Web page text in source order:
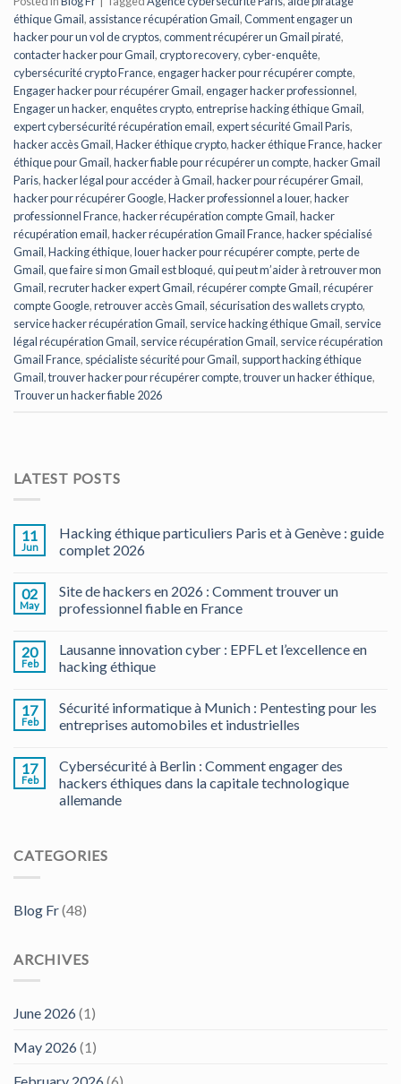
éthique Gmail, assistance récupération Gmail,Comment engager un
hacker pour un vol de cryptos,comment récupérer un Gmail piraté,
contacter hacker pour Gmail,crypto recovery,cyber-enquête,
cybersécurité crypto France,engager hacker pour récupérer compte,
Engager hacker pour récupérer Gmail,engager hacker professionnel,
Engager un hacker,enquêtes crypto,entreprise hacking éthique Gmail,
expert cybersécurité récupération email,expert sécurité Gmail Paris,
hacker accès Gmail,Hacker éthique crypto,hacker éthique France,hacker
éthique pour Gmail,hacker fiable pour récupérer un compte,hacker Gmail
Paris,hacker légal pour accéder à Gmail,hacker pour récupérer Gmail,
hacker pour récupérer Google,Hacker professionnel a louer,hacker
professionnel France,hacker récupération compte Gmail,hacker
récupération email,hacker récupération Gmail France,hacker spécialisé
Gmail,Hacking éthique,louer hacker pour récupérer compte,perte de
Gmail,que faire si mon Gmail est bloqué,qui peut m’aider à retrouver mon
Gmail,recruter hacker expert Gmail,récupérer compte Gmail,récupérer
compte Google,retrouver accès Gmail, sécurisation des wallets crypto,
service hacker récupération Gmail, service hacking éthique Gmail, service
légal récupération Gmail, service récupération Gmail, service récupération
Gmail France, spécialiste sécurité pour Gmail, support hacking éthique
Gmail,trouver hacker pour récupérer compte,trouver un hacker éthique,
Trouver un hacker fiable 2026
LATEST POSTS
11
Jun
Hacking éthique particuliers Paris et à Genève : guide
complet 2026
02
May
Site de hackers en 2026 : Comment trouver un
professionnel fiable en France
20
Feb
Lausanne innovation cyber : EPFL et l’excellence en
hacking éthique
17
Feb
Sécurité informatique à Munich : Pentesting pour les
entreprises automobiles et industrielles
17
Feb
Cybersécurité à Berlin : Comment engager des
hackers éthiques dans la capitale technologique
allemande
CATEGORIES
Blog Fr(48)
ARCHIVES
June 2026(1)
May 2026(1)